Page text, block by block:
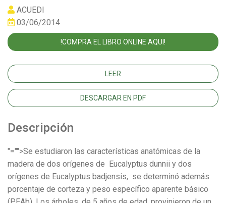
ACUEDI
03/06/2014
!COMPRA EL LIBRO ONLINE AQUI!
LEER
DESCARGAR EN PDF
Descripción
"="">Se estudiaron las características anatómicas de la
madera de dos orígenes de Eucalyptus dunnii y dos
orígenes de Eucalyptus badjensis, se determinó además
porcentaje de corteza y peso específico aparente básico